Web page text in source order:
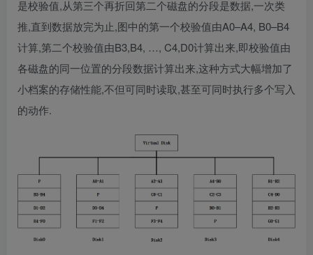
是校验值,从第三个再折回第二个磁盘的分段是数据,一次类
推,直到数据放完为止,图中的第一个校验值由A0–A4, B0–B4
计算,第二个校验值由B3,B4, …, C4,D0计算出来,即校验值由
各磁盘的同一位置的分段数据计算出来,这种方式大幅增加了
小档案的存储性能,不但可同时读取,甚至可同时执行多个写入
的动作.